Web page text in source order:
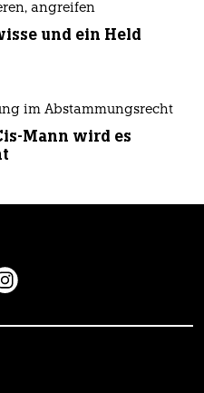
angreifen
und ein Held
im Abstammungsrecht
Mann wird es